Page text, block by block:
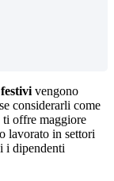
festivi vengono
se considerarli come
ti offre maggiore
lavorato in settori
i dipendenti